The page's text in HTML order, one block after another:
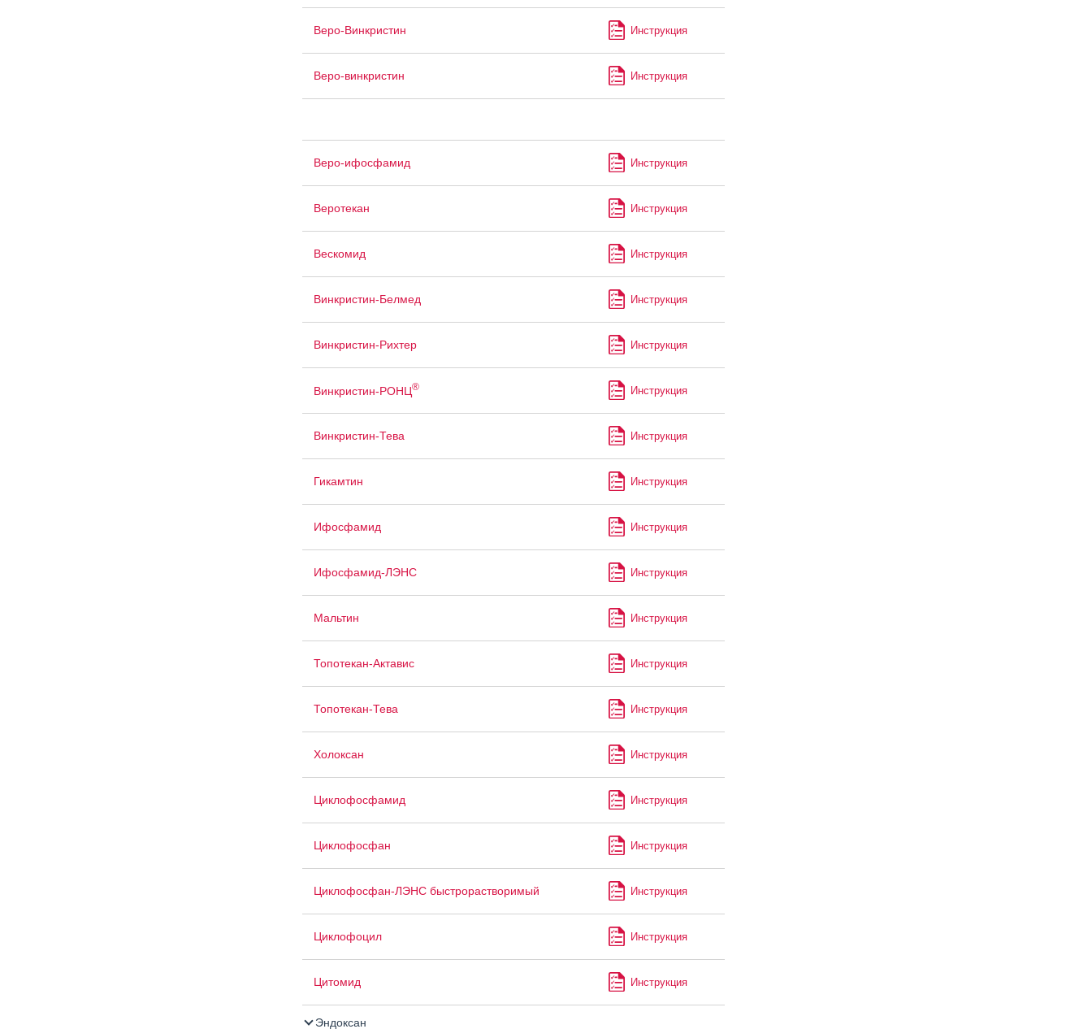
Веро-Винкристин Инструкция
Веро-винкристин Инструкция
Веро-ифосфамид Инструкция
Веротекан Инструкция
Вескомид Инструкция
Винкристин-Белмед Инструкция
Винкристин-Рихтер Инструкция
Винкристин-РОНЦ® Инструкция
Винкристин-Тева Инструкция
Гикамтин Инструкция
Ифосфамид Инструкция
Ифосфамид-ЛЭНС Инструкция
Мальтин Инструкция
Топотекан-Актавис Инструкция
Топотекан-Тева Инструкция
Холоксан Инструкция
Циклофосфамид Инструкция
Циклофосфан Инструкция
Циклофосфан-ЛЭНС быстрорастворимый Инструкция
Циклофоцил Инструкция
Цитомид Инструкция
Эндоксан